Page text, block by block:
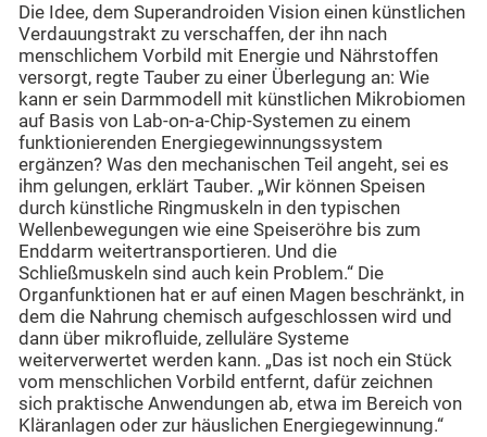
Die Idee, dem Superandroiden Vision einen künstlichen
Verdauungstrakt zu verschaffen, der ihn nach
menschlichem Vorbild mit Energie und Nährstoffen
versorgt, regte Tauber zu einer Überlegung an: Wie
kann er sein Darmmodell mit künstlichen Mikrobiomen
auf Basis von Lab-on-a-Chip-Systemen zu einem
funktionierenden Energiegewinnungssystem
ergänzen? Was den mechanischen Teil angeht, sei es
ihm gelungen, erklärt Tauber. „Wir können Speisen
durch künstliche Ringmuskeln in den typischen
Wellenbewegungen wie eine Speiseröhre bis zum
Enddarm weitertransportieren. Und die
Schließmuskeln sind auch kein Problem.“ Die
Organfunktionen hat er auf einen Magen beschränkt, in
dem die Nahrung chemisch aufgeschlossen wird und
dann über mikrofluide, zelluläre Systeme
weiterverwertet werden kann. „Das ist noch ein Stück
vom menschlichen Vorbild entfernt, dafür zeichnen
sich praktische Anwendungen ab, etwa im Bereich von
Kläranlagen oder zur häuslichen Energiegewinnung.“